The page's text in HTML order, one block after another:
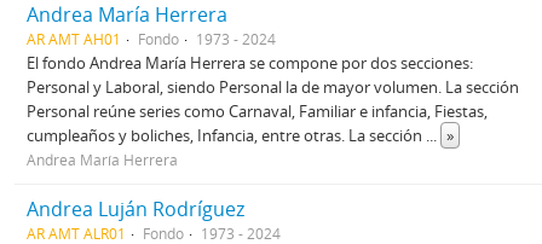
Andrea María Herrera
AR AMT AH01 Fondo 1973 - 2024
El fondo Andrea María Herrera se compone por dos secciones:
Personal y Laboral, siendo Personal la de mayor volumen. La sección
Personal reúne series como Carnaval, Familiar e infancia, Fiestas,
cumpleaños y boliches, Infancia, entre otras. La sección ... »
Andrea María Herrera
Andrea Luján Rodríguez
AR AMT ALR01 Fondo 1973 - 2024